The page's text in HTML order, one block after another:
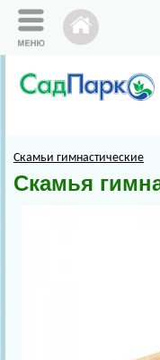
Скамьи гимнастические
Скамья